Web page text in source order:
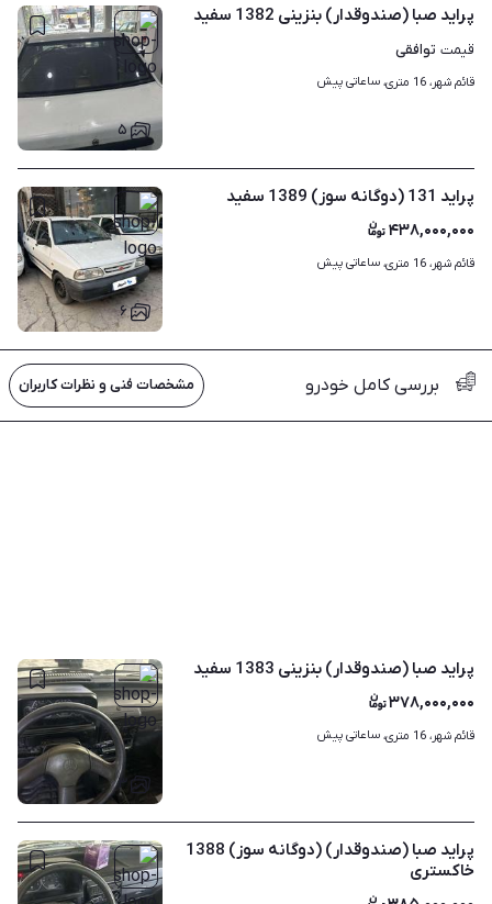
۵
پراید صبا (صندوقدار) بنزینی 1382 سفید
قیمت توافقی
قائم شهر، 16 متری، ساعاتی پیش
۶
پراید 131 (دوگانه سوز) 1389 سفید
۴۳۸,۰۰۰,۰۰۰
قائم شهر، 16 متری، ساعاتی پیش
بررسی کامل خودرو مشخصات فنی و نظرات کاربران
۳
پراید صبا (صندوقدار) بنزینی 1383 سفید
۳۷۸,۰۰۰,۰۰۰
قائم شهر، 16 متری، ساعاتی پیش
پراید صبا (صندوقدار) (دوگانه سوز) 1388
خاکستری